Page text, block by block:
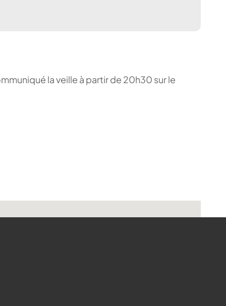
la veille à partir de 20h30 sur le